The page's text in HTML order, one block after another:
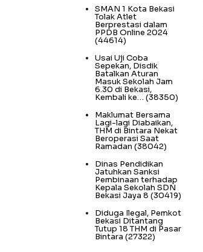
SMAN 1 Kota Bekasi
Tolak Atlet
Berprestasi dalam
PPDB Online 2024
(44614)
Usai Uji Coba
Sepekan, Disdik
Batalkan Aturan
Masuk Sekolah Jam
6.30 di Bekasi,
Kembali ke… (38350)
Maklumat Bersama
Lagi-lagi Diabaikan,
THM di Bintara Nekat
Beroperasi Saat
Ramadan (38042)
Dinas Pendidikan
Jatuhkan Sanksi
Pembinaan terhadap
Kepala Sekolah SDN
Bekasi Jaya 8 (30419)
Diduga Ilegal, Pemkot
Bekasi Ditantang
Tutup 18 THM di Pasar
Bintara (27322)